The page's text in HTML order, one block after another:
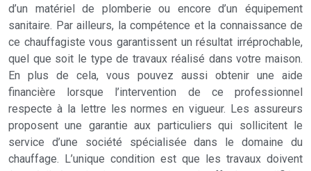
d’un matériel de plomberie ou encore d’un équipement
sanitaire. Par ailleurs, la compétence et la connaissance de
ce chauffagiste vous garantissent un résultat irréprochable,
quel que soit le type de travaux réalisé dans votre maison.
En plus de cela, vous pouvez aussi obtenir une aide
financière lorsque l’intervention de ce professionnel
respecte à la lettre les normes en vigueur. Les assureurs
proposent une garantie aux particuliers qui sollicitent le
service d’une société spécialisée dans le domaine du
chauffage. L’unique condition est que les travaux doivent